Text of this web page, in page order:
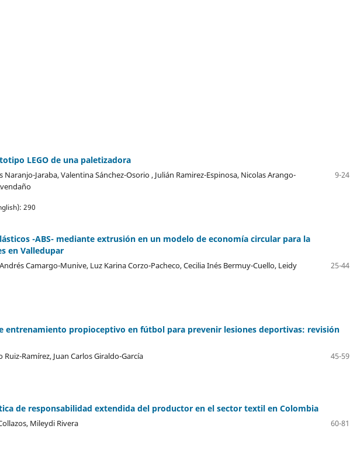
LEGO de una paletizadora
Jaraba, Valentina Sánchez-Osorio , Julián Ramirez-Espinosa, Nicolas Arango-
9-24
290
-ABS- mediante extrusión en un modelo de economía circular para la
en Valledupar
Camargo-Munive, Luz Karina Corzo-Pacheco, Cecilia Inés Bermuy-Cuello, Leidy
25-44
entrenamiento propioceptivo en fútbol para prevenir lesiones deportivas: revisión
Ramírez, Juan Carlos Giraldo-García
45-59
de responsabilidad extendida del productor en el sector textil en Colombia
Mileydi Rivera
60-81